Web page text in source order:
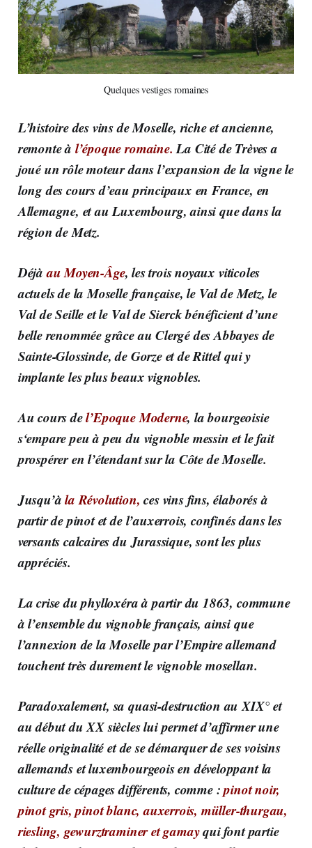
Quelques vestiges romaines
L’histoire des vins de Moselle, riche et ancienne,
remonte à l’époque romaine.La Cité de Trèves a
joué un rôle moteur dans l’expansion de la vigne le
long des cours d’eau principaux en France, en
Allemagne, et au Luxembourg, ainsi que dans la
région de Metz.
Déjàau Moyen-Âge, les trois noyaux viticoles
actuels de la Moselle française, le Val de Metz, le
Val de Seille et le Val de Sierck bénéficient d’une
belle renommée grâce au Clergé des Abbayes de
Sainte-Glossinde, de Gorze et de Rittel qui y
implante les plus beaux vignobles.
Au cours del’Epoque Moderne, la bourgeoisie
s‘empare peu à peu du vignoble messin et le fait
prospérer en l’étendant sur la Côte de Moselle.
Jusqu’àla Révolution, ces vins fins, élaborés à
partir de pinot et de l’auxerrois, confinés dans les
versants calcaires du Jurassique, sont les plus
appréciés.
La crise du phylloxéra à partir du 1863, commune
à l’ensemble du vignoble français, ainsi que
l’annexion de la Moselle par l’Empire allemand
touchent très durement le vignoble mosellan.
Paradoxalement, sa quasi-destruction au XIX° et
au début du XX siècles lui permet d’affirmer une
réelle originalité et de se démarquer de ses voisins
allemands et luxembourgeois en développant la
culture de cépages différents, comme :pinot noir,
pinot gris, pinot blanc, auxerrois, müller-thurgau,
riesling, gewurztraminer et gamayqui font partie